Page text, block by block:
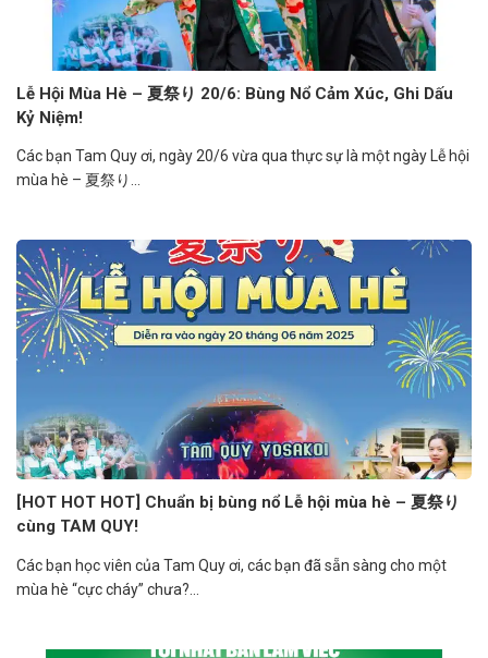
Lễ Hội Mùa Hè – 夏祭り 20/6: Bùng Nổ Cảm Xúc, Ghi Dấu
Kỷ Niệm!
Các bạn Tam Quy ơi, ngày 20/6 vừa qua thực sự là một ngày Lễ hội
mùa hè – 夏祭り...
[HOT HOT HOT] Chuẩn bị bùng nổ Lễ hội mùa hè – 夏祭り
cùng TAM QUY!
Các bạn học viên của Tam Quy ơi, các bạn đã sẵn sàng cho một
mùa hè “cực cháy” chưa?...